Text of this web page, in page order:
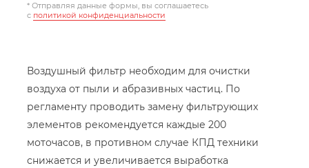
* Отправляя данные формы, вы соглашаетесь
c политикой конфиденциальности
Воздушный фильтр необходим для очистки
воздуха от пыли и абразивных частиц. По
регламенту проводить замену фильтрующих
элементов рекомендуется каждые 200
моточасов, в противном случае КПД техники
снижается и увеличивается выработка